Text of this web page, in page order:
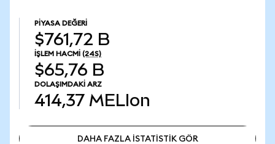
PIYASA DEĞERI
$761,72 B
İŞLEM HACMI (24S)
$65,76 B
DOLAŞIMDAKI ARZ
414,37 MELIon
DAHA FAZLA İSTATİSTİK GÖR